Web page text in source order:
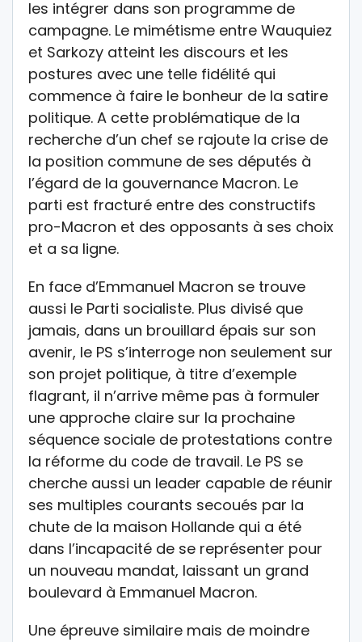
les intégrer dans son programme de
campagne. Le mimétisme entre Wauquiez
et Sarkozy atteint les discours et les
postures avec une telle fidélité qui
commence à faire le bonheur de la satire
politique. A cette problématique de la
recherche d’un chef se rajoute la crise de
la position commune de ses députés à
l’égard de la gouvernance Macron. Le
parti est fracturé entre des constructifs
pro-Macron et des opposants à ses choix
et a sa ligne.
En face d’Emmanuel Macron se trouve
aussi le Parti socialiste. Plus divisé que
jamais, dans un brouillard épais sur son
avenir, le PS s’interroge non seulement sur
son projet politique, à titre d’exemple
flagrant, il n’arrive même pas à formuler
une approche claire sur la prochaine
séquence sociale de protestations contre
la réforme du code de travail. Le PS se
cherche aussi un leader capable de réunir
ses multiples courants secoués par la
chute de la maison Hollande qui a été
dans l’incapacité de se représenter pour
un nouveau mandat, laissant un grand
boulevard à Emmanuel Macron.
Une épreuve similaire mais de moindre